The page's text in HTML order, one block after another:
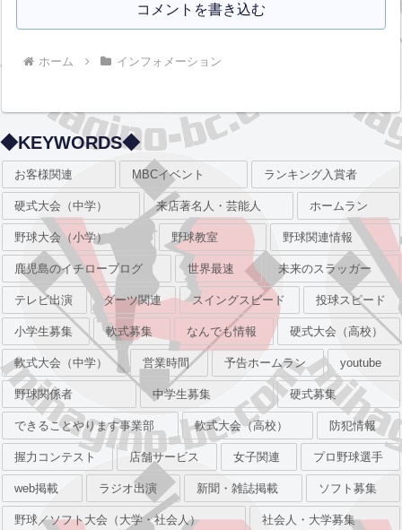
コメントを書き込む
ホーム インフォメーション
◆KEYWORDS◆
お客様関連 MBCイベント ランキング入賞者
硬式大会（中学） 来店著名人・芸能人 ホームラン
野球大会（小学） 野球教室 野球関連情報
鹿児島のイチローブログ 世界最速 未来のスラッガー
テレビ出演 ダーツ関連 スイングスピード 投球スピード
小学生募集 軟式募集 なんでも情報 硬式大会（高校）
軟式大会（中学） 営業時間 予告ホームラン youtube
野球関係者 中学生募集 硬式募集
できることやります事業部 軟式大会（高校） 防犯情報
握力コンテスト 店舗サービス 女子関連 プロ野球選手
web掲載 ラジオ出演 新聞・雑誌掲載 ソフト募集
野球／ソフト大会（大学・社会人） 社会人・大学募集